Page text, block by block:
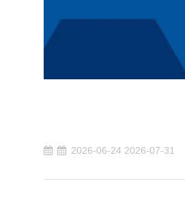
2026-06-24 2026-07-31